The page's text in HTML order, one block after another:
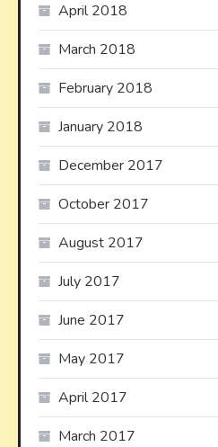
April 2018
March 2018
February 2018
January 2018
December 2017
October 2017
August 2017
July 2017
June 2017
May 2017
April 2017
March 2017